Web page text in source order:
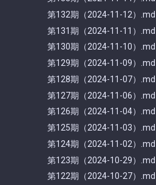
第132期（2024-11-12）.md
第131期（2024-11-11）.md
第130期（2024-11-10）.md
第129期（2024-11-09）.md
第128期（2024-11-07）.md
第127期（2024-11-06）.md
第126期（2024-11-04）.md
第125期（2024-11-03）.md
第124期（2024-11-02）.md
第123期（2024-10-29）.md
第122期（2024-10-27）.md